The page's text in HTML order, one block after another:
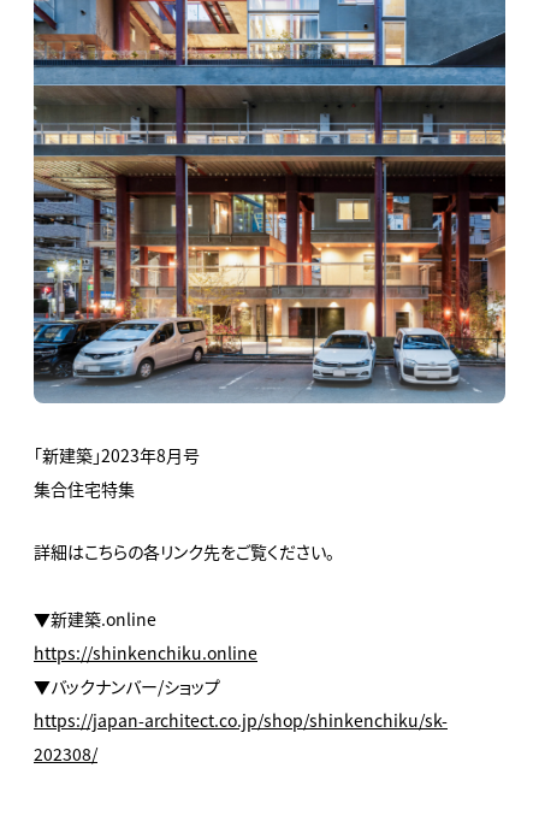
「新建築」2023年8月号
集合住宅特集
詳細はこちらの各リンク先をご覧ください。
▼新建築.online
https://shinkenchiku.online
▼バックナンバー/ショップ
https://japan-architect.co.jp/shop/shinkenchiku/sk-
202308/